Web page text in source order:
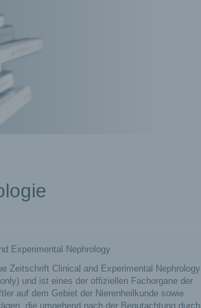
Experimental Nephrology
Zeitschrift Clinical and Experimental Nephrology
und ist eines der offiziellen Fachorgane der
auf dem Gebiet der Nierenheilkunde sowie
die umgehend nach der Begutachtung durch